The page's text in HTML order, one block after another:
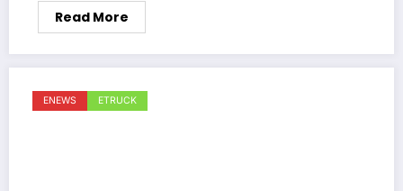
Read More
ENEWS ETRUCK